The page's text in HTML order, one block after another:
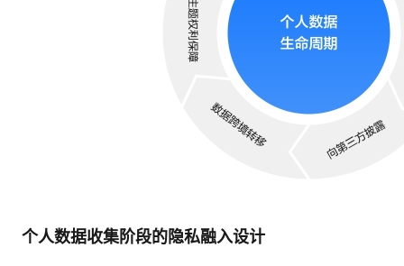
个人数据收集阶段的隐私融入设计